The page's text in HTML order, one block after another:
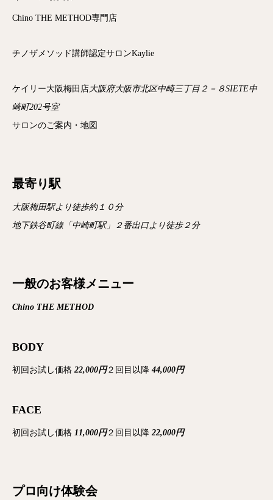
Chino THE METHOD専門店
チノザメソッド講師認定サロンKaylie
ケイリー大阪梅田店大阪府大阪市北区中崎三丁目２－８SIETE中
崎町202号室
サロンのご案内・地図
最寄り駅
大阪梅田駅より徒歩約１０分
地下鉄谷町線「中崎町駅」２番出口より徒歩２分
一般のお客様メニュー
Chino THE METHOD
BODY
初回お試し価格 22,000円２回目以降44,000円
FACE
初回お試し価格 11,000円２回目以降 22,000円
プロ向け体験会